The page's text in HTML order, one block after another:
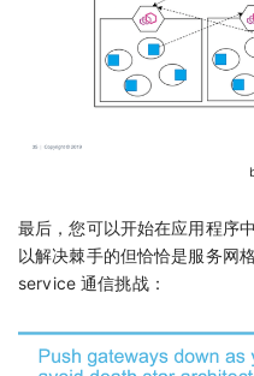
最后，您可以开始在应用程序
以解决棘手的但恰恰是服务网
service 通信挑战：